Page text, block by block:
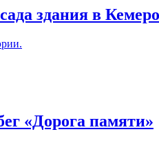
здания в
«Дорога памяти»